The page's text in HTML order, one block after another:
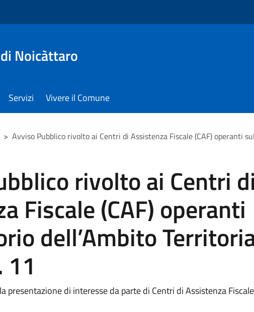
Noicàttaro
Servizi Vivere il Comune
> Avviso Pubblico rivolto ai Centri di Assistenza Fiscale (CAF) operanti
rivolto ai Centri di
Fiscale (CAF) operanti
dell’Ambito
11
presentazione di interesse da parte di Centri di Assistenza